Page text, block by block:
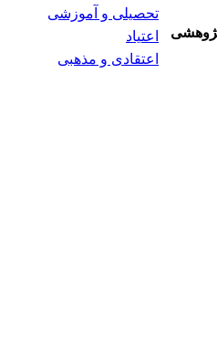
تحصیلی و آموزشی
اعتیاد
اعتقادی و مذهبی